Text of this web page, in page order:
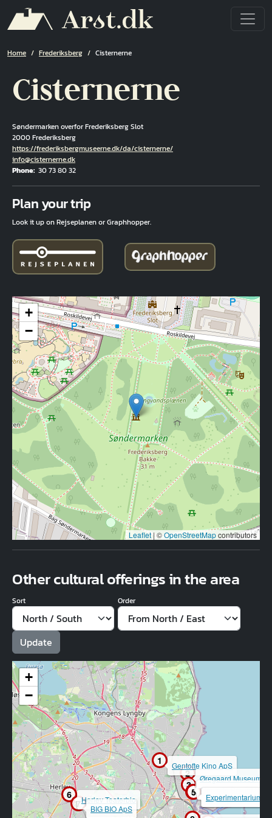
Breadcrumb
Home Frederiksberg Cisternerne
Cisternerne
Søndermarken overfor Frederiksberg Slot
2000 Frederiksberg
Hjemmeside
https://frederiksbergmuseerne.dk/da/cisternerne/
Email
info@cisternerne.dk
Phone 30 73 80 32
Plan your trip
Look it up on Rejseplanen or Graphhopper.
+
−
Leaflet |©OpenStreetMapcontributors
Other cultural offerings in the area
Sort Order
1
2
3
4
5
6
7
Gentofte Kino ApS
Øregaard Museum
Gentofte
Movie House
Experimentarium
Herlev Teaterbio
BIG BIO ApS
+
−